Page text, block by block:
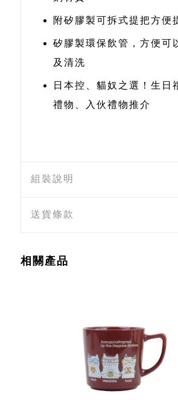
附矽膠製可拆式提把方便
矽膠製環保飲管，方便可
及清洗
日本控、貓奴之選！生日
禮物、入伙禮物推介
組裝說明
送貨條款
相關產品